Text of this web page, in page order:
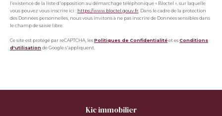
l’existence de la liste d'opposition au démarchage téléphonique « Bloctel », sur laquelle
vous pouvez vous inscrire ici : https://www.bloctel.gouv.fr. Dans le cadre de la protection
des Données personnelles, nous vous invitons à ne pas inscrire de Données sensibles dans
le champ de saisie libre.
Ce site est protégé par reCAPTCHA, lesPolitiques de Confidentialitéet esConditions
d'utilisationde Google s'appliquent.
kic immobilier